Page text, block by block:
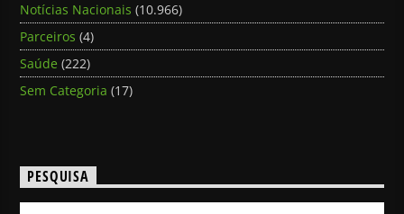
Notícias Nacionais (10.966)
Parceiros (4)
Saúde (222)
Sem Categoria (17)
PESQUISA